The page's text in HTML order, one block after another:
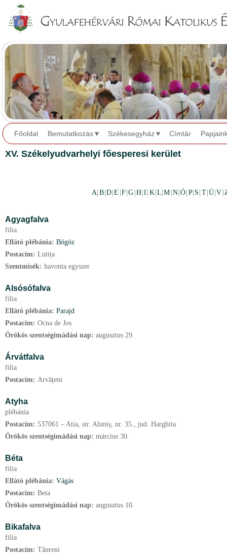
Főoldal Bemutatkozás Székesegyház Címtár
XV. Székelyudvarhelyi főesperesi kerület
A B |D |E F |G H |I K L |M N |Ó P| S T Ú |V
Agyagfalva
filia
Ellátó plébánia: Bögöz
Postacím: Lutița
Szentmisék: havonta egyszer
Alsósófalva
filia
Ellátó plébánia: Parajd
Postacím: Ocna de Jos
Örökös szentségimádási nap: augusztus 29.
Árvátfalva
filia
Postacím: Arvățeni
Atyha
plébánia
Postacím: 537061 – Atia, str. Aluniș, nr. 35., jud. Harghita
Örökös szentségimádási nap: március 30.
Béta
filia
Ellátó plébánia: Vágás
Postacím: Beta
Örökös szentségimádási nap: augusztus 10.
Bikafalva
filia
Postacím: Tăureni